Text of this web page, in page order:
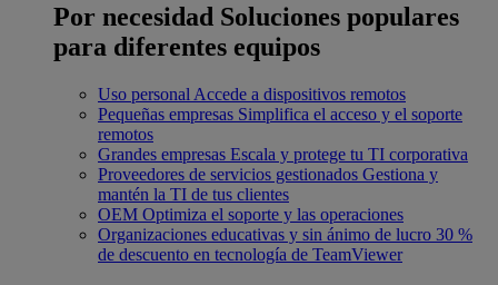
Por necesidad Soluciones populares
para diferentes equipos
Uso personal Accede a dispositivos remotos
Pequeñas empresas Simplifica el acceso y el soporte
remotos
Grandes empresas Escala y protege tu TI corporativa
Proveedores de servicios gestionados Gestiona y
mantén la TI de tus clientes
OEM Optimiza el soporte y las operaciones
Organizaciones educativas y sin ánimo de lucro 30 %
de descuento en tecnología de TeamViewer